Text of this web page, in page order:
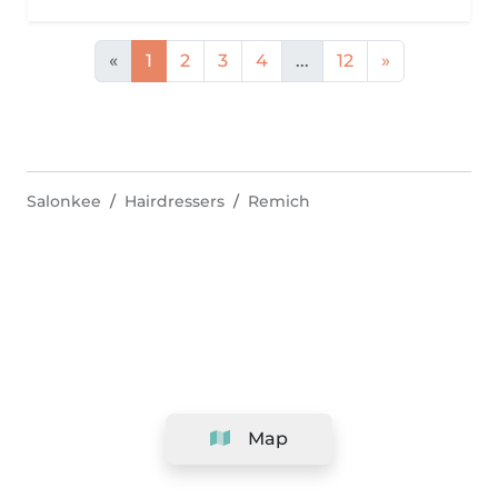
« 1 2 3 4 ... 12 »
Map
Salonkee Hairdressers Remich